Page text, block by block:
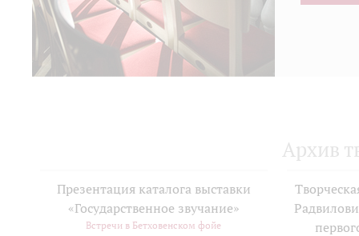
Архив
Презентация каталога выставки
«Государственное звучание»
Встречи в Бетховенском фойе